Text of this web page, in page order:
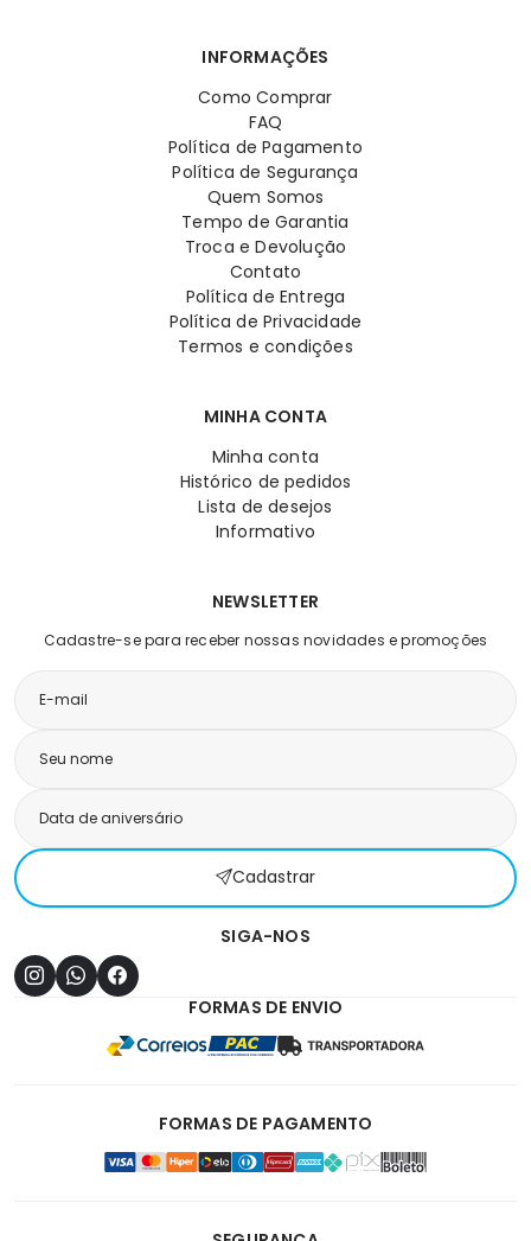
INFORMAÇÕES
Como Comprar
FAQ
Política de Pagamento
Política de Segurança
Quem Somos
Tempo de Garantia
Troca e Devolução
Contato
Política de Entrega
Política de Privacidade
Termos e condições
MINHA CONTA
Minha conta
Histórico de pedidos
Lista de desejos
Informativo
NEWSLETTER
Cadastre-se para receber nossas novidades e promoções
Cadastrar
SIGA-NOS
FORMAS DE ENVIO
FORMAS DE PAGAMENTO